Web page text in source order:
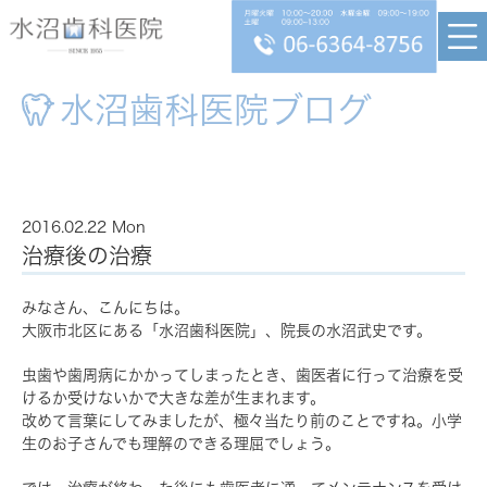
水沼歯科医院ブログ
2016.02.22 Mon
治療後の治療
みなさん、こんにちは。
大阪市北区にある「水沼歯科医院」、院長の水沼武史です。
虫歯や歯周病にかかってしまったとき、歯医者に行って治療を受
けるか受けないかで大きな差が生まれます。
改めて言葉にしてみましたが、極々当たり前のことですね。小学
生のお子さんでも理解のできる理屈でしょう。